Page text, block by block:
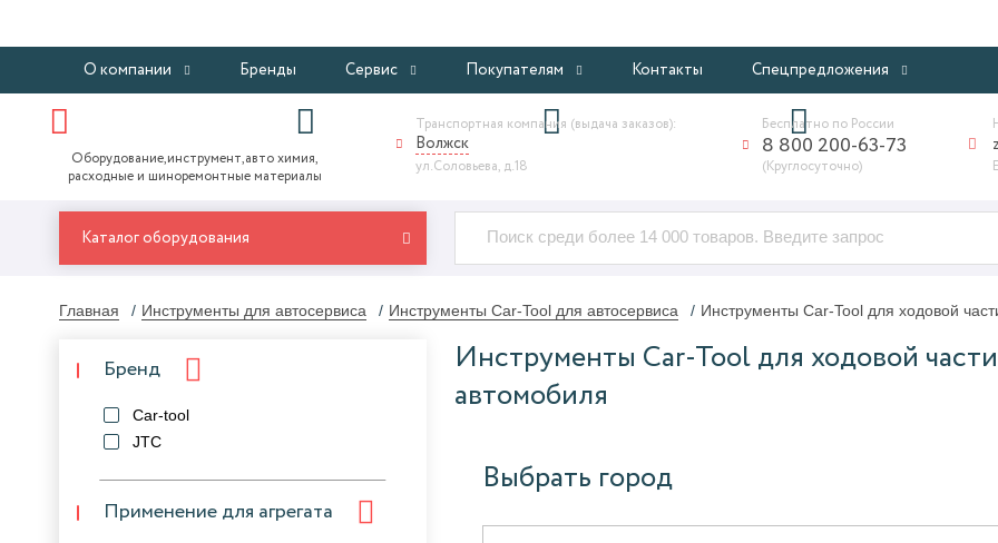
О компании Бренды Сервис Покупателям Контакты Спецпредложения
Оборудование,инструмент,авто химия,
расходные и шиноремонтные материалы
Транспортная компания (выдача заказов):
Волжск
ул.Соловьева, д.18
Бесплатно по России
8 800 200-63-73
(Круглосуточно)
Каталог оборудования
Главная Инструменты для автосервиса Инструменты Car-Tool для автосервиса Инструменты Car-Tool для ходовой
Бренд
Car-tool
JTC
Применение для агрегата
Инструменты Car-Tool для ходовой части
автомобиля
Выбрать город